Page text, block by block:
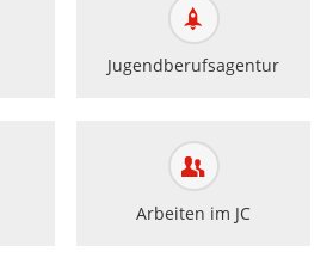
Jugendberufsagentur
Arbeiten im JC